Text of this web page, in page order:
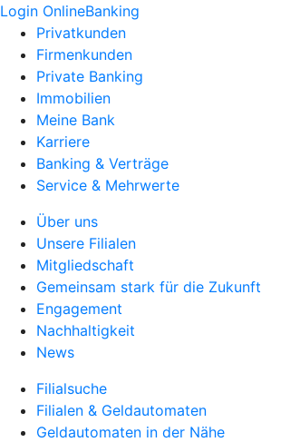
Login OnlineBanking
Privatkunden
Firmenkunden
Private Banking
Immobilien
Meine Bank
Karriere
Banking & Verträge
Service & Mehrwerte
Über uns
Unsere Filialen
Mitgliedschaft
Gemeinsam stark für die Zukunft
Engagement
Nachhaltigkeit
News
Filialsuche
Filialen & Geldautomaten
Geldautomaten in der Nähe